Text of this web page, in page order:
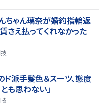
ちゃん璃奈が婚約指輪返
さえ払ってくれなかった
ド派手髪色＆スーツ、態度
も思わない」